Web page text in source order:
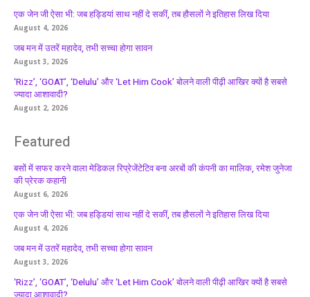
एक जेन जी ऐसा भी: जब हड्डियां साथ नहीं दे सकीं, तब हौसलों ने इतिहास लिख दिया
August 4, 2026
जब मन में उतरें महादेव, तभी सच्चा होगा सावन
August 3, 2026
‘Rizz’, ‘GOAT’, ‘Delulu’ और ‘Let Him Cook’ बोलने वाली पीढ़ी आखिर क्यों है सबसे
ज्यादा आशावादी?
August 2, 2026
Featured
बसों में सफर करने वाला मेडिकल रिप्रेजेंटेटिव बना अरबों की कंपनी का मालिक, रमेश जुनेजा
की प्रेरक कहानी
August 6, 2026
एक जेन जी ऐसा भी: जब हड्डियां साथ नहीं दे सकीं, तब हौसलों ने इतिहास लिख दिया
August 4, 2026
जब मन में उतरें महादेव, तभी सच्चा होगा सावन
August 3, 2026
‘Rizz’, ‘GOAT’, ‘Delulu’ और ‘Let Him Cook’ बोलने वाली पीढ़ी आखिर क्यों है सबसे
ज्यादा आशावादी?